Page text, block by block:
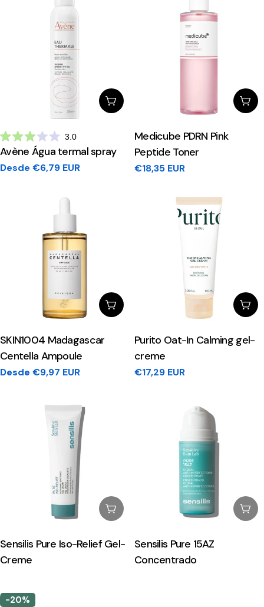
Escolhe Opções
Avaliado
com
3.0
de
3.0
Avène Água termal spray
Preço
Desde €6,79 EUR
Medicube PDRN Pink
Peptide Toner
Preço
€18,35 EUR
Escolhe Opções
SKIN1004 Madagascar
Centella Ampoule
Preço
Desde €9,97 EUR
Purito Oat-In Calming gel-
creme
Preço
€17,29 EUR
Esgotado
Sensilis Pure Iso-Relief Gel-
Creme
Sensilis Pure 15AZ
Concentrado
-20%